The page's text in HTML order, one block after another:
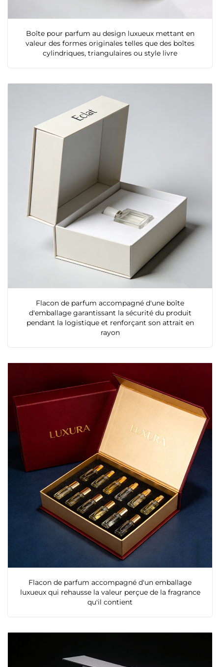
Boîte pour parfum au design luxueux mettant en
valeur des formes originales telles que des boîtes
cylindriques, triangulaires ou style livre
Flacon de parfum accompagné d'une boîte
d'emballage garantissant la sécurité du produit
pendant la logistique et renforçant son attrait en
rayon
Flacon de parfum accompagné d'un emballage
luxueux qui rehausse la valeur perçue de la fragrance
qu'il contient